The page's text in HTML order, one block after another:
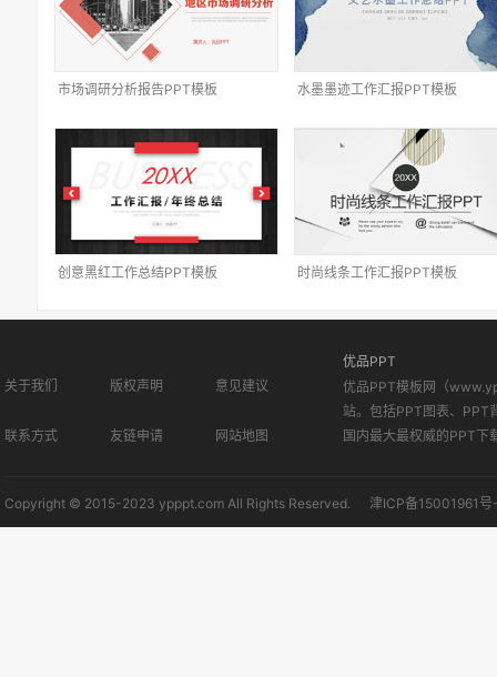
市场调研分析报告PPT模板 水墨墨迹工作汇报PPT模板
创意黑红工作总结PPT模板 时尚线条工作汇报PPT模板
关于我们 版权声明 意见建议
联系方式 友链申请 网站地图
优品PPT
优品PPT模板网（
站。包括PPT图表、PPT
国内最大最权威的PPT下
Copyright © 2015-2023 ypppt.com All Rights Reserved. 津ICP备15001961号